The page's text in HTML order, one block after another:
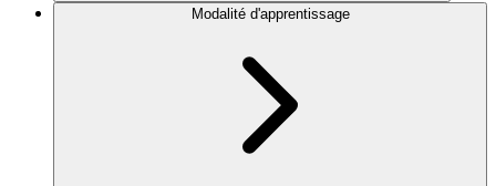
Modalité d'apprentissage